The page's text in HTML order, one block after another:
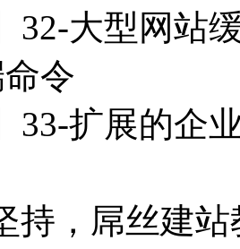
32-大型网站
令
33-扩展的企
持，屌丝建